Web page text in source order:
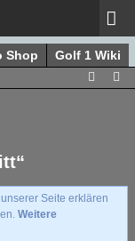
Shop Golf 1 Wiki
Seite erklären
Weitere